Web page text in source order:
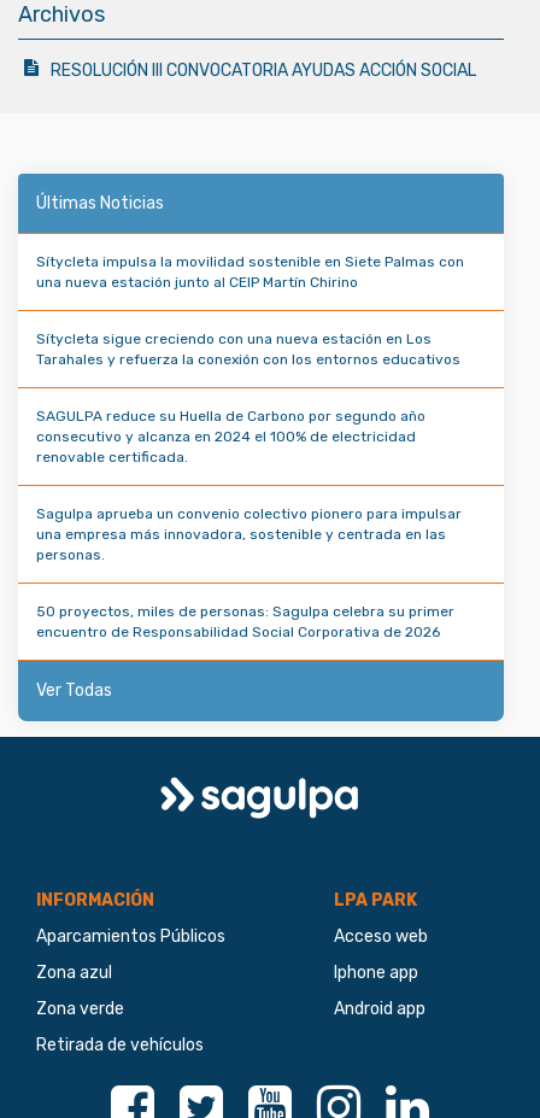
Archivos
RESOLUCIÓN III CONVOCATORIA AYUDAS ACCIÓN SOCIAL
Últimas Noticias
Sítycleta impulsa la movilidad sostenible en Siete Palmas con
una nueva estación junto al CEIP Martín Chirino
Sítycleta sigue creciendo con una nueva estación en Los
Tarahales y refuerza la conexión con los entornos educativos
SAGULPA reduce su Huella de Carbono por segundo año
consecutivo y alcanza en 2024 el 100% de electricidad
renovable certificada.
Sagulpa aprueba un convenio colectivo pionero para impulsar
una empresa más innovadora, sostenible y centrada en las
personas.
50 proyectos, miles de personas: Sagulpa celebra su primer
encuentro de Responsabilidad Social Corporativa de 2026
Ver Todas
Logo
Sagulpa
INFORMACIÓN
Aparcamientos Públicos
Zona azul
Zona verde
Retirada de vehículos
LPA PARK
Acceso web
Iphone app
Android app
Facebook Twitter Youtube Instagram Linkedin